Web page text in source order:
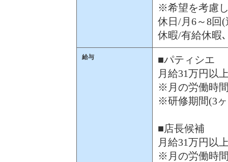
※希望を考慮
休日/月6～8回
休暇/有給休暇
給与
■パティシエ
月給31万円以
※月の労働時
※研修期間(3
■店長候補
月給31万円以
※月の労働時